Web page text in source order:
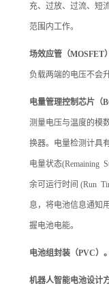
充、过放、过流、短
范围内工作。
场效应管（MOSFET
负载两端的电压不会
电量管理控制芯片（
测量电压与温度的模
换器。电量检测计具
电量状态(Remaining
余可运行时间 (Run
息，将电池信息通知
握电池电能。
电池组封装（PVC）
机器人智能电池设计